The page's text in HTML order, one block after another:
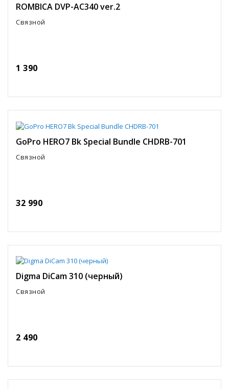
ROMBICA DVP-AC340 ver.2
Связной
1 390
GoPro HERO7 Bk Special Bundle CHDRB-701
Связной
32 990
Digma DiCam 310 (черный)
Связной
2 490